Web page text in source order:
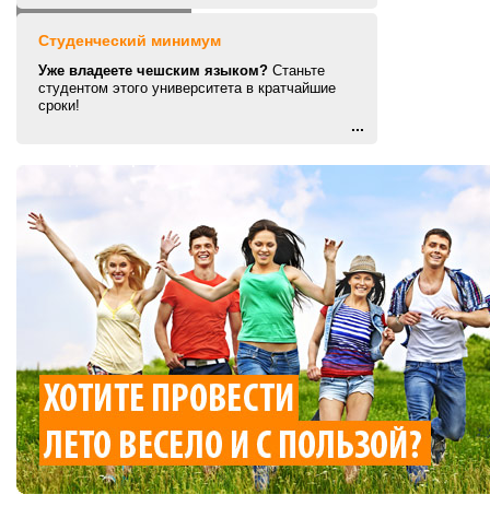
Студенческий минимум
Уже владеете чешским языком? Станьте
студентом этого университета в кратчайшие
сроки!
...